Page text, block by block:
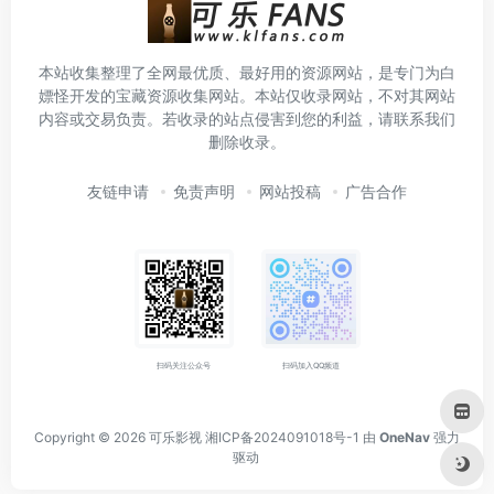
本站收集整理了全网最优质、最好用的资源网站，是专门为白
嫖怪开发的宝藏资源收集网站。本站仅收录网站，不对其网站
内容或交易负责。若收录的站点侵害到您的利益，请联系我们
删除收录。
友链申请 免责声明 网站投稿 广告合作
扫码关注公众号 扫码加入QQ频道
Copyright © 2026 可乐影视 湘ICP备2024091018号-1 由 OneNav 强力
驱动